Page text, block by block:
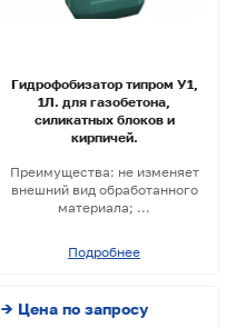
Гидрофобизатор типром У1,
1Л. для газобетона,
силикатных блоков и
кирпичей.
Преимущества: не изменяет
внешний вид обработанного
материала; ...
Подробнее
→ Цена по запросу